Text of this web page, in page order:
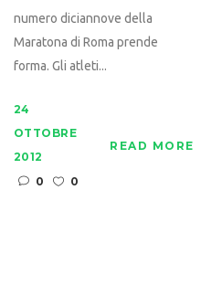
numero diciannove della
Maratona di Roma prende
forma. Gli atleti...
24
OTTOBRE
2012
0
0
READ MORE